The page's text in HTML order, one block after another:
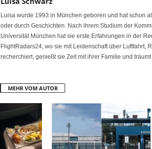
Luisa wurde 1993 in München geboren und hat schon
oder durch Geschichten. Nach ihrem Studium der
Universität München hat sie erste Erfahrungen in der
FlightRadars24, wo sie mit Leidenschaft über Luftfahrt,
recherchiert, genießt sie Zeit mit ihrer Familie und
MEHR VOM AUTOR